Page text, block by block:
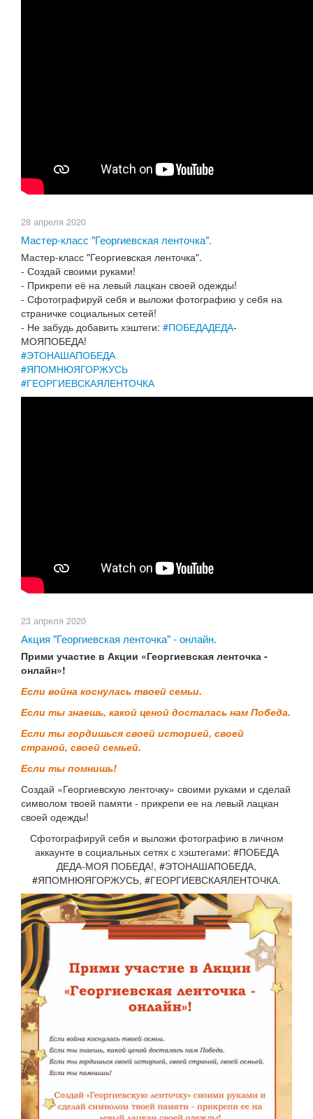
28 апреля 2020
​Мастер-класс "Георгиевская ленточка".
Мастер-класс "Георгиевская ленточка".
- Создай своими руками!
- Прикрепи её на левый лацкан своей одежды!
- Сфотографируй себя и выложи фотографию у себя на
страничке социальных сетей!
- Не забудь добавить хэштеги: #ПОБЕДАДЕДА-
МОЯПОБЕДА!
#ЭТОНАШАПОБЕДА
#ЯПОМНЮЯГОРЖУСЬ
#ГЕОРГИЕВСКАЯЛЕНТОЧКА
23 апреля 2020
Акция "Георгиевская ленточка" - онлайн.
Прими участие в Акции «Георгиевская ленточка -
онлайн»!
Если война коснулась твоей семьи.
Если ты знаешь, какой ценой досталась нам Победа.
Если ты гордишься своей историей, своей
страной, своей семьей.
Если ты помнишь!
Создай «Георгиевскую ленточку» своими руками и сделай
символом твоей памяти - прикрепи ее на левый лацкан
своей одежды!
Сфотографируй себя и выложи фотографию в личном
аккаунте в социальных сетях с хэштегами: #ПОБЕДА
ДЕДА-МОЯ ПОБЕДА!, #ЭТОНАШАПОБЕДА,
#ЯПОМНЮЯГОРЖУСЬ, #ГЕОРГИЕВСКАЯЛЕНТОЧКА.